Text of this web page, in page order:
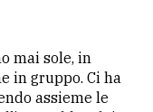
mai sole, in
in gruppo. Ci ha
assieme le